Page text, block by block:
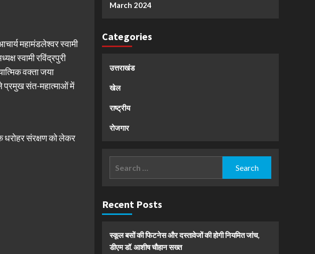
महामंडलेश्वर स्वामी
स्वामी रविंद्रपुरी
वक्ता जया
प्रमुख संत-महात्माओं में
धरोहर संरक्षण को लेकर
March 2024
Categories
उत्तराखंड
खेल
राष्ट्रीय
रोजगार
Recent Posts
स्कूल बसों की फिटनेस और दस्तावेजों की होगी नियमित जांच,
डीएम डॉ. आशीष चौहान सख्त